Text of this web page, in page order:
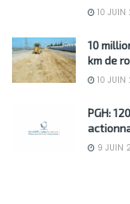
10
10
km de
10
PGH:
9 JUIN